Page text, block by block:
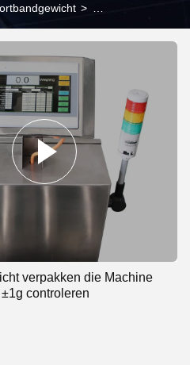
>
verpakken die Machine
controleren